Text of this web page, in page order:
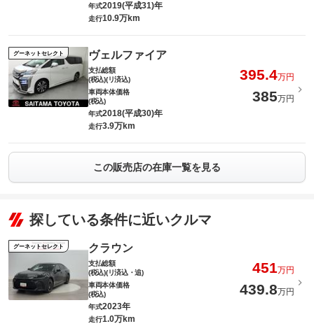
年式2019(平成31)年
走行10.9万km
グーネットセレクト ヴェルファイア
支払総額
(税込)(リ済込)
395.4万円
車両本体価格
(税込)
385万円
年式2018(平成30)年
走行3.9万km
この販売店の在庫一覧を見る
探している条件に近いクルマ
グーネットセレクト クラウン
支払総額
(税込)(リ済込・追)
451万円
車両本体価格
(税込)
439.8万円
年式2023年
走行1.0万km